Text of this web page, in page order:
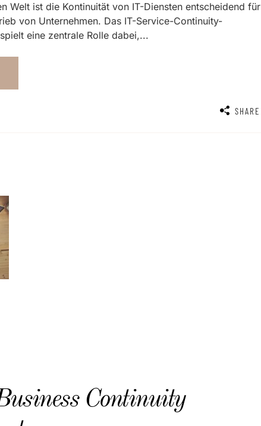
Welt ist die Kontinuität von IT-Diensten entscheidend für
von Unternehmen. Das IT-Service-Continuity-
eine zentrale Rolle dabei,...
SHARE
Continuity